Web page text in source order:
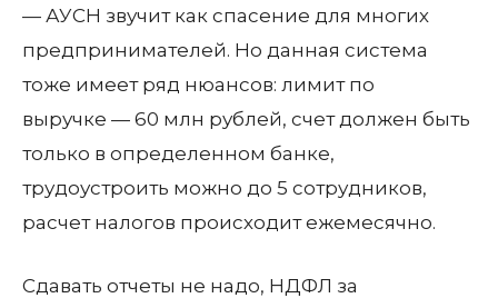
— АУСН звучит как спасение для многих
предпринимателей. Но данная система
тоже имеет ряд нюансов: лимит по
выручке — 60 млн рублей, счет должен быть
только в определенном банке,
трудоустроить можно до 5 сотрудников,
расчет налогов происходит ежемесячно.
Сдавать отчеты не надо, НДФЛ за